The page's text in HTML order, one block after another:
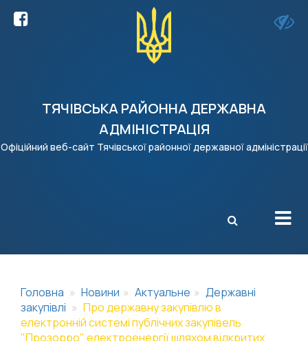
ТЯЧІВСЬКА РАЙОННА ДЕРЖАВНА
АДМІНІСТРАЦІЯ
Офіційний веб-сайт Тячівської районної державної адміністрації
Головна Новини Актуальне
Державні
закупівлі
Про державну закупівлю в
електронній системі публічних закупівель
"Прозорро" електроенергії шляхом відкритих